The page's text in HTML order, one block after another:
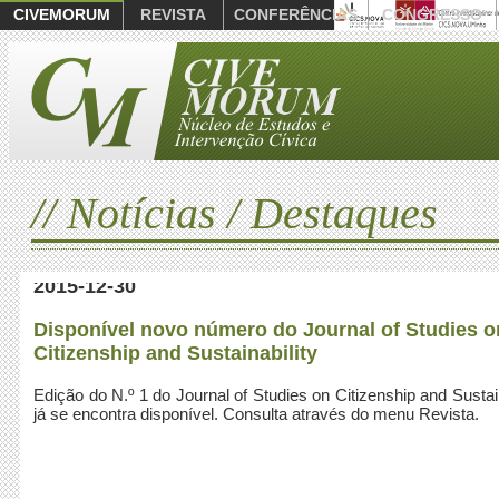
CIVEMORUM REVISTA CONFERÊNCIAS CONGRESSO
// Notícias / Destaques
2015-12-30
Disponível novo número do Journal of Studies
Citizenship and Sustainability
já se encontra disponível. Consulta através do menu Revista.